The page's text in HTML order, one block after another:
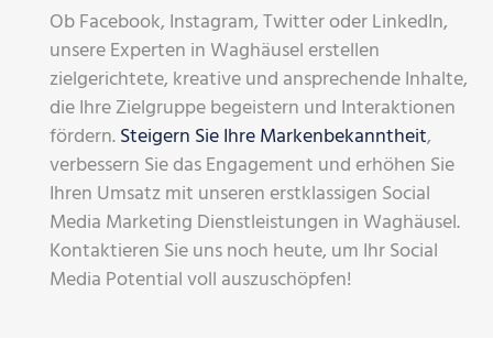
Ob Facebook, Instagram, Twitter oder LinkedIn,
unsere Experten in Waghäusel erstellen
zielgerichtete, kreative und ansprechende Inhalte,
die Ihre Zielgruppe begeistern und Interaktionen
fördern.Steigern Sie Ihre Markenbekanntheit,
verbessern Sie das Engagement und erhöhen Sie
Ihren Umsatz mit unseren erstklassigen Social
Media Marketing Dienstleistungen in Waghäusel.
Kontaktieren Sie uns noch heute, um Ihr Social
Media Potential voll auszuschöpfen!